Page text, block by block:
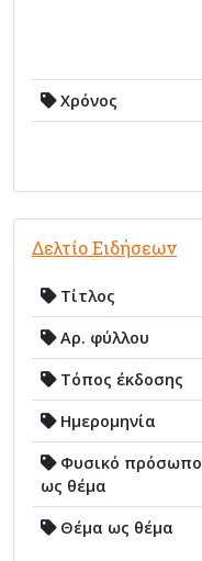
Χρόνος
Δελτίο Ειδήσεων
Τίτλος
Αρ. φύλλου
Τόπος έκδοσης
Ημερομηνία
Φυσικό πρόσωπο
ως θέμα
Θέμα ως θέμα